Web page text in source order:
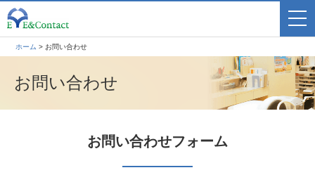
ホーム > お問い合わせ
お問い合わせ
お問い合わせフォーム